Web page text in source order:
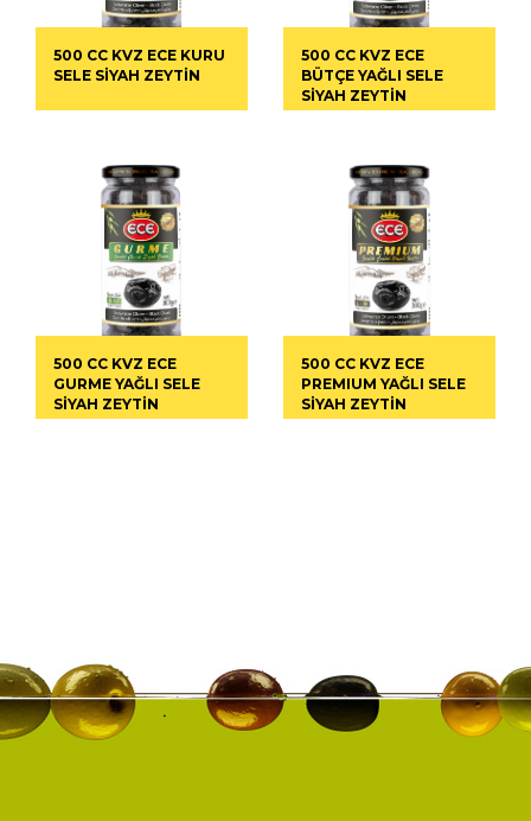
500 CC KVZ ECE KURU
SELE SİYAH ZEYTİN
500 CC KVZ ECE
BÜTÇE YAĞLI SELE
SİYAH ZEYTİN
500 CC KVZ ECE
GURME YAĞLI SELE
SİYAH ZEYTİN
500 CC KVZ ECE
PREMIUM YAĞLI SELE
SİYAH ZEYTİN